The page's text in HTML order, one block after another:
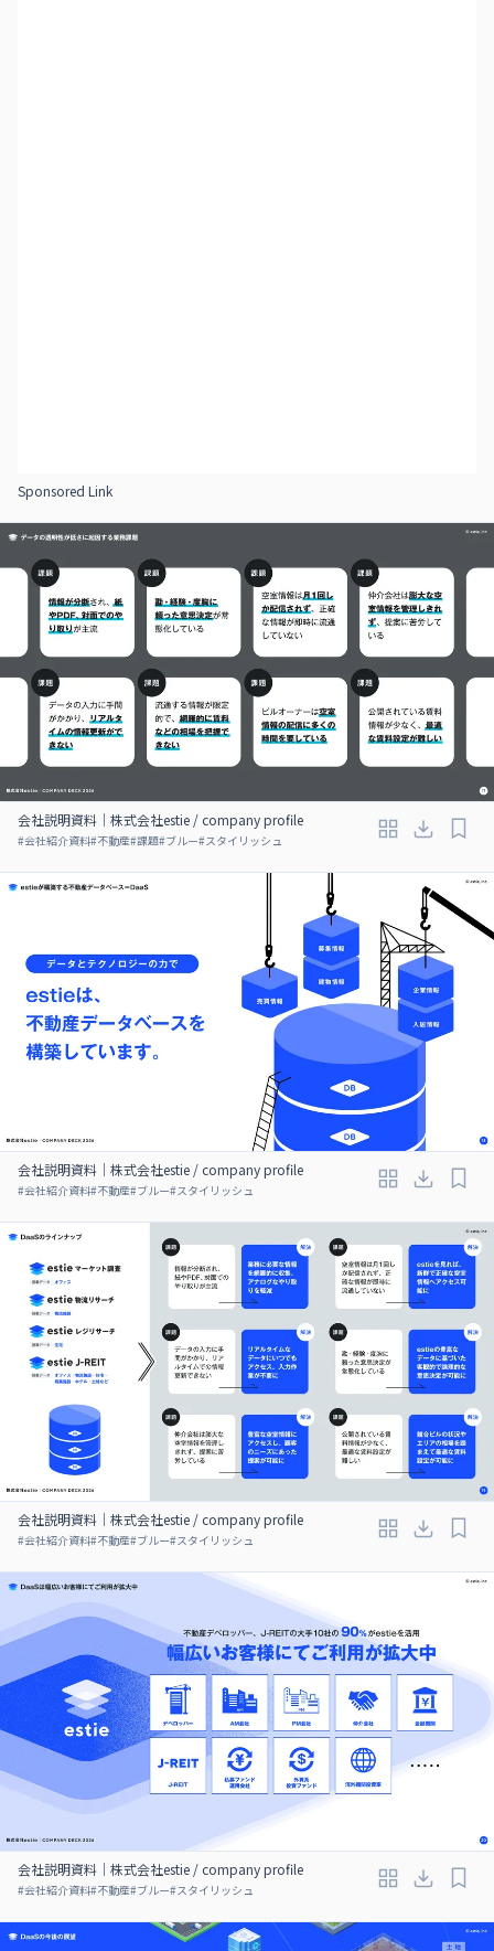
Sponsored Link
会社説明資料｜株式会社estie / company profile
#会社紹介資料#不動産#課題#ブルー#スタイリッシュ
会社説明資料｜株式会社estie / company profile
#会社紹介資料#不動産#ブルー#スタイリッシュ
会社説明資料｜株式会社estie / company profile
#会社紹介資料#不動産#ブルー#スタイリッシュ
会社説明資料｜株式会社estie / company profile
#会社紹介資料#不動産#ブルー#スタイリッシュ